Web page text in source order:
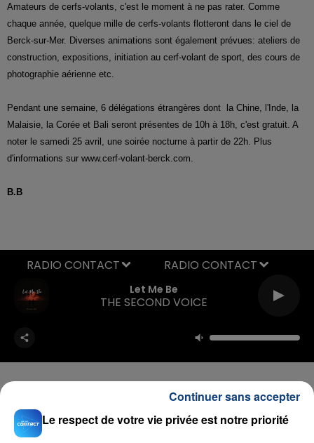
Amateurs de cerfs-volants, c'est le moment à ne pas rater. Comme
chaque année, quelque mille de cerfs-volants flotteront dans le ciel de
Berck-sur-Mer. Diverses animations sont également prévues: ateliers de
construction, expositions, initiation au cerf-volant de sport, des cours de
photographie aérienne etc.
Pendant une semaine, 6 délégations étrangères dont la Chine, l'Inde, la
Malaisie, la Corée et Bali seront présentes de 10h à 18h, c'est gratuit. A
noter le samedi 25 avril, une soirée nocturne à partir de 22h. Plus
d'informations sur www.cerf-volant-berck.com.
B.B
Let Me Be
THE SECOND VOICE
RADIO CONTACT
FIL D'ACTU
Le respect de votre vie privée est notre priorité
Continuer sans accepter